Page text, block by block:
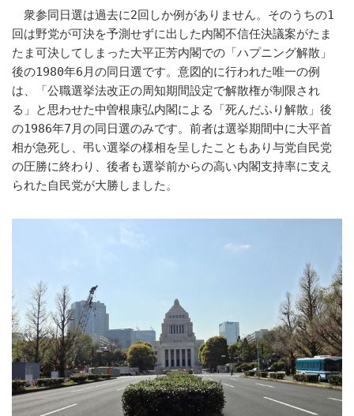
衆参同日選は過去に2回しか例がありません。そのうちの1
回は野党が可決を予測せずに出した内閣不信任決議案がたま
たま可決してしまった大平正芳内閣での「ハプニング解散」
後の1980年6月の同日選です。意図的に行われた唯一の例
は、「公職選挙法改正の周知期間設定で解散権が制限され
る」と思わせた中曽根康弘内閣による「死んだふり解散」後
の1986年7月の同日選のみです。前者は選挙期間中に大平首
相が急死し、弔い選挙の様相を呈したこともあり与党自民党
の圧勝に終わり、後者も選挙前からの高い内閣支持率に支え
られた自民党が大勝しました。